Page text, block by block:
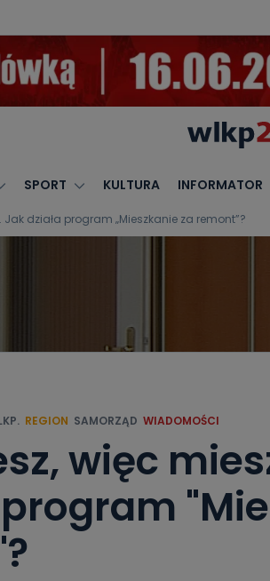
SPORT KULTURA INFORMATOR
działa program „Mieszkanie za remont”?
REGION SAMORZĄD WIADOMOŚCI
więc